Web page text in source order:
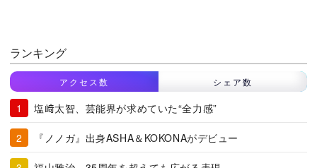
ランキング
アクセス数 シェア数
塩﨑太智、芸能界が求めていた“全力感”
『ノノガ』出身ASHA＆KOKONAがデビュー